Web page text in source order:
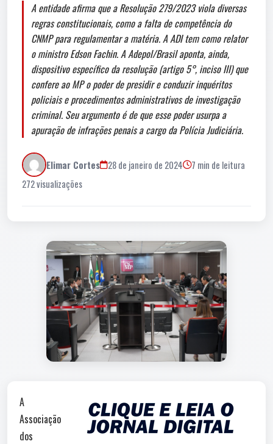
A entidade afirma que a Resolução 279/2023 viola diversas
regras constitucionais, como a falta de competência do
CNMP para regulamentar a matéria. A ADI tem como relator
o ministro Edson Fachin. A Adepol/Brasil aponta, ainda,
dispositivo específico da resolução (artigo 5°, inciso III) que
confere ao MP o poder de presidir e conduzir inquéritos
policiais e procedimentos administrativos de investigação
criminal. Seu argumento é de que esse poder usurpa a
apuração de infrações penais a cargo da Polícia Judiciária.
Elimar Cortes 28 de janeiro de 2024
7 min de leitura
272 visualizações
A
Associação
dos